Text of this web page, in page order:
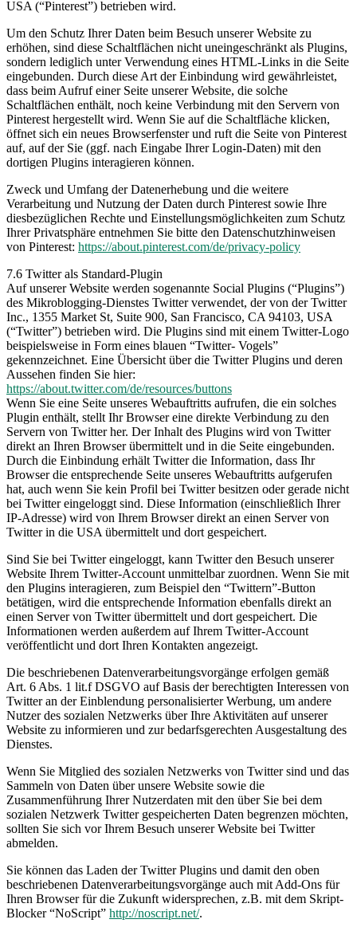
USA (“Pinterest”) betrieben wird.
Um den Schutz Ihrer Daten beim Besuch unserer Website zu
erhöhen, sind diese Schaltflächen nicht uneingeschränkt als Plugins,
sondern lediglich unter Verwendung eines HTML-Links in die Seite
eingebunden. Durch diese Art der Einbindung wird gewährleistet,
dass beim Aufruf einer Seite unserer Website, die solche
Schaltflächen enthält, noch keine Verbindung mit den Servern von
Pinterest hergestellt wird. Wenn Sie auf die Schaltfläche klicken,
öffnet sich ein neues Browserfenster und ruft die Seite von Pinterest
auf, auf der Sie (ggf. nach Eingabe Ihrer Login-Daten) mit den
dortigen Plugins interagieren können.
Zweck und Umfang der Datenerhebung und die weitere
Verarbeitung und Nutzung der Daten durch Pinterest sowie Ihre
diesbezüglichen Rechte und Einstellungsmöglichkeiten zum Schutz
Ihrer Privatsphäre entnehmen Sie bitte den Datenschutzhinweisen
von Pinterest: https://about.pinterest.com/de/privacy-policy
7.6 Twitter als Standard-Plugin
Auf unserer Website werden sogenannte Social Plugins (“Plugins”)
des Mikroblogging-Dienstes Twitter verwendet, der von der Twitter
Inc., 1355 Market St, Suite 900, San Francisco, CA 94103, USA
(“Twitter”) betrieben wird. Die Plugins sind mit einem Twitter-Logo
beispielsweise in Form eines blauen “Twitter- Vogels”
gekennzeichnet. Eine Übersicht über die Twitter Plugins und deren
Aussehen finden Sie hier:
https://about.twitter.com/de/resources/buttons
Wenn Sie eine Seite unseres Webauftritts aufrufen, die ein solches
Plugin enthält, stellt Ihr Browser eine direkte Verbindung zu den
Servern von Twitter her. Der Inhalt des Plugins wird von Twitter
direkt an Ihren Browser übermittelt und in die Seite eingebunden.
Durch die Einbindung erhält Twitter die Information, dass Ihr
Browser die entsprechende Seite unseres Webauftritts aufgerufen
hat, auch wenn Sie kein Profil bei Twitter besitzen oder gerade nicht
bei Twitter eingeloggt sind. Diese Information (einschließlich Ihrer
IP-Adresse) wird von Ihrem Browser direkt an einen Server von
Twitter in die USA übermittelt und dort gespeichert.
Sind Sie bei Twitter eingeloggt, kann Twitter den Besuch unserer
Website Ihrem Twitter-Account unmittelbar zuordnen. Wenn Sie mit
den Plugins interagieren, zum Beispiel den “Twittern”-Button
betätigen, wird die entsprechende Information ebenfalls direkt an
einen Server von Twitter übermittelt und dort gespeichert. Die
Informationen werden außerdem auf Ihrem Twitter-Account
veröffentlicht und dort Ihren Kontakten angezeigt.
Die beschriebenen Datenverarbeitungsvorgänge erfolgen gemäß
Art. 6 Abs. 1 lit.f DSGVO auf Basis der berechtigten Interessen von
Twitter an der Einblendung personalisierter Werbung, um andere
Nutzer des sozialen Netzwerks über Ihre Aktivitäten auf unserer
Website zu informieren und zur bedarfsgerechten Ausgestaltung des
Dienstes.
Wenn Sie Mitglied des sozialen Netzwerks von Twitter sind und das
Sammeln von Daten über unsere Website sowie die
Zusammenführung Ihrer Nutzerdaten mit den über Sie bei dem
sozialen Netzwerk Twitter gespeicherten Daten begrenzen möchten,
sollten Sie sich vor Ihrem Besuch unserer Website bei Twitter
abmelden.
Sie können das Laden der Twitter Plugins und damit den oben
beschriebenen Datenverarbeitungsvorgänge auch mit Add-Ons für
Ihren Browser für die Zukunft widersprechen, z.B. mit dem Skript-
Blocker “NoScript” http://noscript.net/.